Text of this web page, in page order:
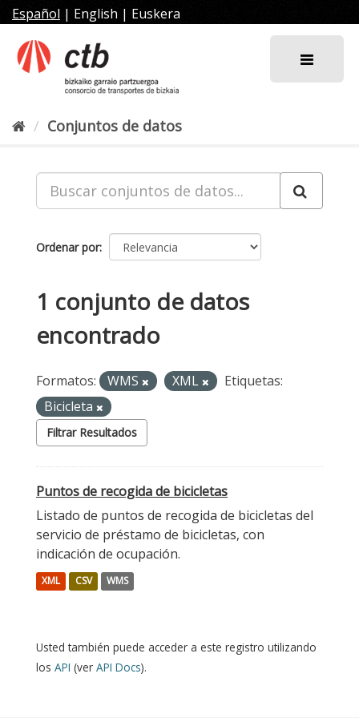
al
contenido
Español | English | Euskera
Conjuntos de datos
Ordenar por
1 conjunto de datos
encontrado
Formatos: WMS XML
Etiquetas:
Bicicleta
Filtrar Resultados
Puntos de recogida de bicicletas
Listado de puntos de recogida de bicicletas del
servicio de préstamo de bicicletas, con
indicación de ocupación.
XML CSV WMS
Usted también puede acceder a este registro utilizando
los API (ver API Docs).